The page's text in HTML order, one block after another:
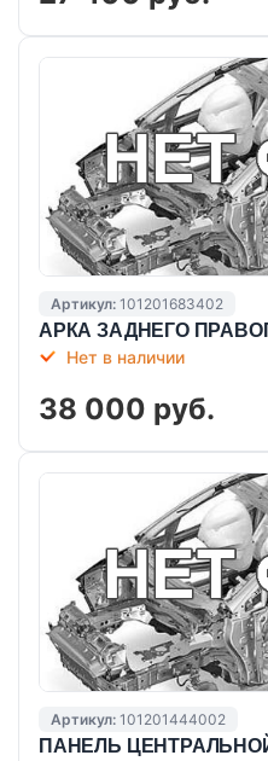
Артикул: 101201683402
АРКА ЗАДНЕГО
Нет в наличии
38 000 руб.
Артикул: 101201444002
ПАНЕЛЬ